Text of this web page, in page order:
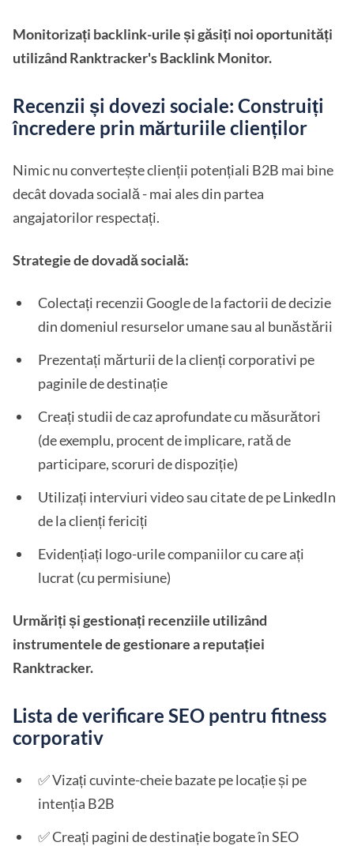
Monitorizați backlink-urile și găsiți noi oportunități
utilizând Ranktracker's Backlink Monitor.
Recenzii și dovezi sociale: Construiți
încredere prin mărturiile clienților
Nimic nu convertește clienții potențiali B2B mai bine
decât dovada socială - mai ales din partea
angajatorilor respectați.
Strategie de dovadă socială:
Colectați recenzii Google de la factorii de decizie
din domeniul resurselor umane sau al bunăstării
Prezentați mărturii de la clienți corporativi pe
paginile de destinație
Creați studii de caz aprofundate cu măsurători
(de exemplu, procent de implicare, rată de
participare, scoruri de dispoziție)
Utilizați interviuri video sau citate de pe LinkedIn
de la clienți fericiți
Evidențiați logo-urile companiilor cu care ați
lucrat (cu permisiune)
Urmăriți și gestionați recenziile utilizând
instrumentele de gestionare a reputației
Ranktracker.
Lista de verificare SEO pentru fitness
corporativ
✅ Vizați cuvinte-cheie bazate pe locație și pe
intenția B2B
✅ Creați pagini de destinație bogate în SEO